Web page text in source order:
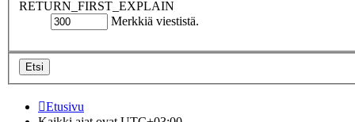
RETURN_FIRST_EXPLAIN
Merkkiä viestistä.
Etusivu